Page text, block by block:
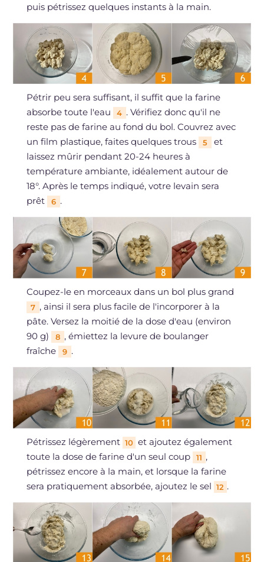
puis pétrissez quelques instants à la main.
Pétrir peu sera suffisant, il suffit que la farine
absorbe toute l'eau
4 . Vérifiez donc qu'il ne
reste pas de farine au fond du bol. Couvrez avec
un film plastique, faites quelques trous
5
et
laissez mûrir pendant 20-24 heures à
température ambiante, idéalement autour de
18°. Après le temps indiqué, votre levain sera
prêt
6 .
Coupez-le en morceaux dans un bol plus grand
7 , ainsi il sera plus facile de l'incorporer à la
pâte. Versez la moitié de la dose d'eau (environ
90 g)
8 , émiettez la levure de boulanger
fraîche
9 .
Pétrissez légèrement 10 et ajoutez également
toute la dose de farine d'un seul coup
11 ,
pétrissez encore à la main, et lorsque la farine
sera pratiquement absorbée, ajoutez le sel 12 .